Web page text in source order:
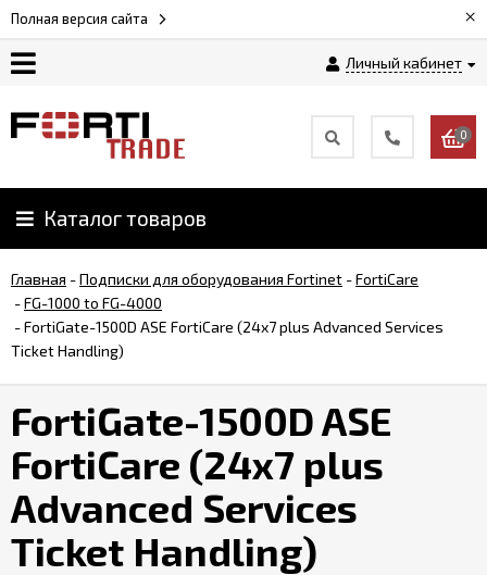
Полная версия сайта ×
Личный кабинет
Как
заказать
и
оплата
Контакты
0
Каталог товаров
Главная -Подписки для оборудования Fortinet -FortiCare
-FG-1000 to FG-4000
-FortiGate-1500D ASE FortiCare (24x7 plus Advanced Services
Ticket Handling)
FortiGate-1500D ASE
FortiCare (24x7 plus
Advanced Services
Ticket Handling)